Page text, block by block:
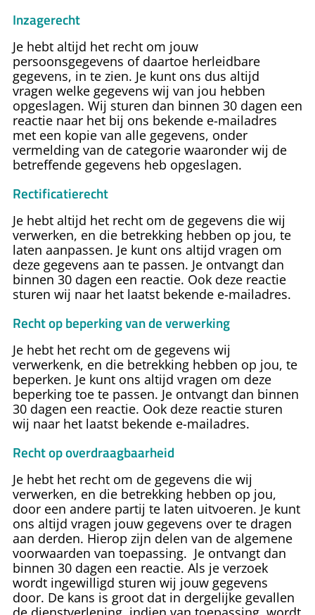
Inzagerecht
Je hebt altijd het recht om jouw
persoonsgegevens of daartoe herleidbare
gegevens, in te zien. Je kunt ons dus altijd
vragen welke gegevens wij van jou hebben
opgeslagen. Wij sturen dan binnen 30 dagen een
reactie naar het bij ons bekende e-mailadres
met een kopie van alle gegevens, onder
vermelding van de categorie waaronder wij de
betreffende gegevens heb opgeslagen.
Rectificatierecht
Je hebt altijd het recht om de gegevens die wij
verwerken, en die betrekking hebben op jou, te
laten aanpassen. Je kunt ons altijd vragen om
deze gegevens aan te passen. Je ontvangt dan
binnen 30 dagen een reactie. Ook deze reactie
sturen wij naar het laatst bekende e-mailadres.
Recht op beperking van de verwerking
Je hebt het recht om de gegevens wij
verwerkenk, en die betrekking hebben op jou, te
beperken. Je kunt ons altijd vragen om deze
beperking toe te passen. Je ontvangt dan binnen
30 dagen een reactie. Ook deze reactie sturen
wij naar het laatst bekende e-mailadres.
Recht op overdraagbaarheid
Je hebt het recht om de gegevens die wij
verwerken, en die betrekking hebben op jou,
door een andere partij te laten uitvoeren. Je kunt
ons altijd vragen jouw gegevens over te dragen
aan derden. Hierop zijn delen van de algemene
voorwaarden van toepassing. Je ontvangt dan
binnen 30 dagen een reactie. Als je verzoek
wordt ingewilligd sturen wij jouw gegevens
door. De kans is groot dat in dergelijke gevallen